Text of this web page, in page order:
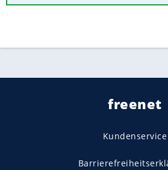
freenet
Kundenservice